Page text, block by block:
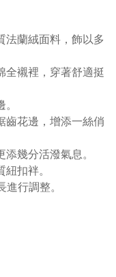
法蘭絨面料，飾以多
全襯裡，穿著舒適挺
齒花邊，增添一絲俏
幾分活潑氣息。
扣袢。
行調整。